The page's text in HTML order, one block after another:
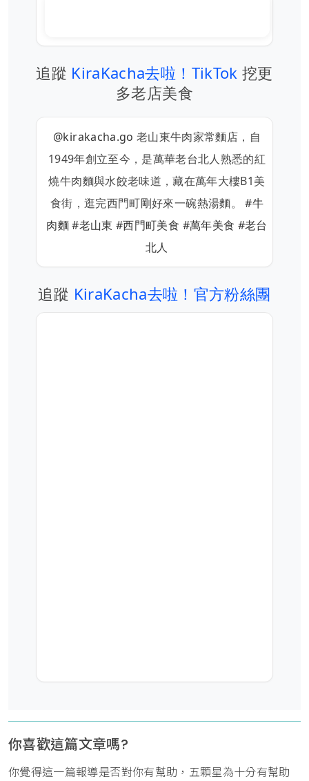
追蹤 KiraKacha去啦！TikTok 挖更
多老店美食
@kirakacha.go 老山東牛肉家常麵店，自
1949年創立至今，是萬華老台北人熟悉的紅
燒牛肉麵與水餃老味道，藏在萬年大樓B1美
食街，逛完西門町剛好來一碗熱湯麵。#牛
肉麵#老山東 #西門町美食 #萬年美食 #老台
北人
追蹤 KiraKacha去啦！官方粉絲團
你喜歡這篇文章嗎?
你覺得這一篇報導是否對你有幫助，五顆星為十分有幫助